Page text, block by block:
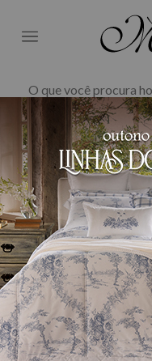
TOALHAS DE
Filtrar
29% OFF